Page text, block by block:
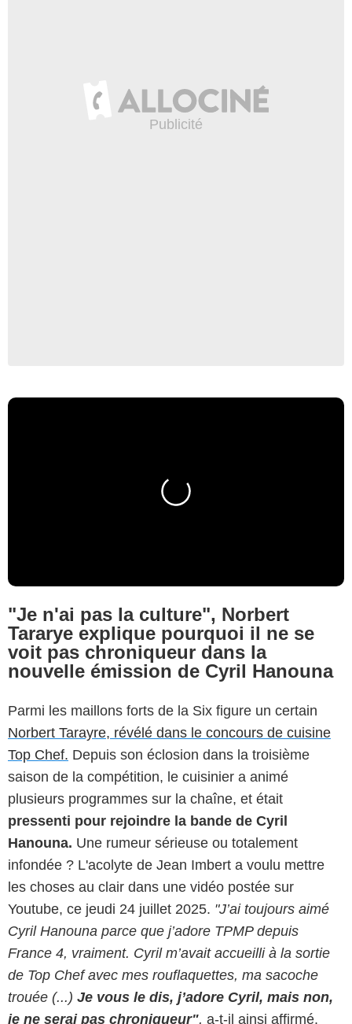
"Je n'ai pas la culture", Norbert
Tararye explique pourquoi il ne se
voit pas chroniqueur dans la
nouvelle émission de Cyril Hanouna
Parmi les maillons forts de la Six figure un certain
Norbert Tarayre, révélé dans le concours de cuisine
Top Chef. Depuis son éclosion dans la troisième
saison de la compétition, le cuisinier a animé
plusieurs programmes sur la chaîne, et était
pressenti pour rejoindre la bande de Cyril
Hanouna. Une rumeur sérieuse ou totalement
infondée ? L'acolyte de Jean Imbert a voulu mettre
les choses au clair dans une vidéo postée sur
Youtube, ce jeudi 24 juillet 2025. "J’ai toujours aimé
Cyril Hanouna parce que j’adore TPMP depuis
France 4, vraiment. Cyril m’avait accueilli à la sortie
de Top Chef avec mes rouflaquettes, ma sacoche
trouée (...) Je vous le dis, j’adore Cyril, mais non,
je ne serai pas chroniqueur", a-t-il ainsi affirmé.